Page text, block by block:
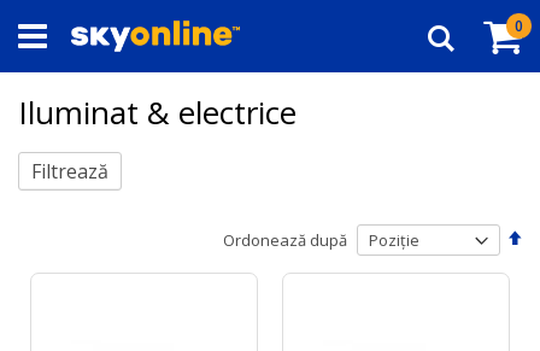
la
Conținut
0
Căutare
Iluminat & electrice
Ordonează după
Filtrează